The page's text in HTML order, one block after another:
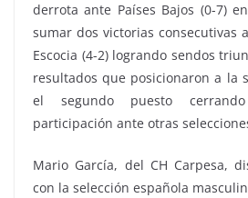
derrota ante Países Bajos (0-7)
sumar dos victorias consecutivas
Escocia (4-2) logrando sendos
resultados que posicionaron a la
el segundo puesto
participación ante otras
Mario García, del CH Carpesa,
con la selección española